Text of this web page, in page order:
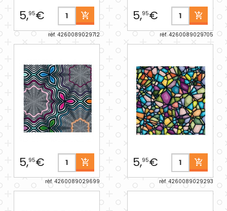
5,95€
réf. 4260089029712
5,95€
réf. 4260089029705
5,95€
réf. 4260089029699
5,95€
réf. 4260089029293